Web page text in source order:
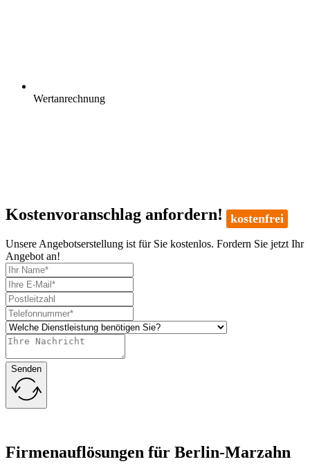
Wertanrechnung
Kostenvoranschlag anfordern! kostenfrei
Unsere Angebotserstellung ist für Sie kostenlos. Fordern Sie jetzt Ihr
Angebot an!
Senden
Firmenauflösungen für Berlin-Marzahn